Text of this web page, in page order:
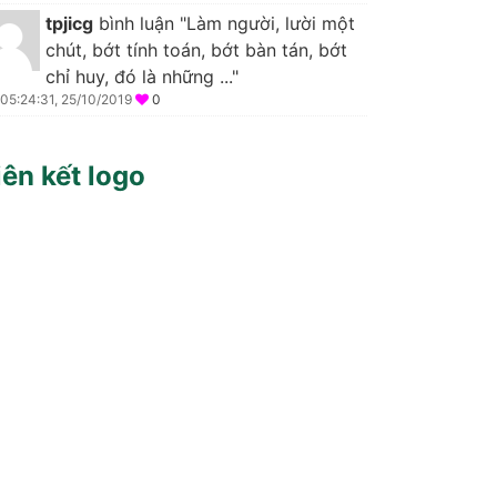
tpjicg bình luận "Làm người, lười một
chút, bớt tính toán, bớt bàn tán, bớt
chỉ huy, đó là những ..."
05:24:31, 25/10/2019 0
kết logo